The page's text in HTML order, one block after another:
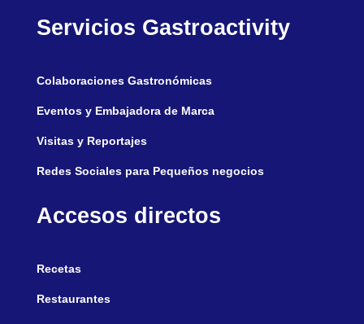
Servicios Gastroactivity
Colaboraciones Gastronómicas
Eventos y Embajadora de Marca
Visitas y Reportajes
Redes Sociales para Pequeños negocios
Accesos directos
Recetas
Restaurantes